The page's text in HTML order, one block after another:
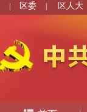
区委 区人大